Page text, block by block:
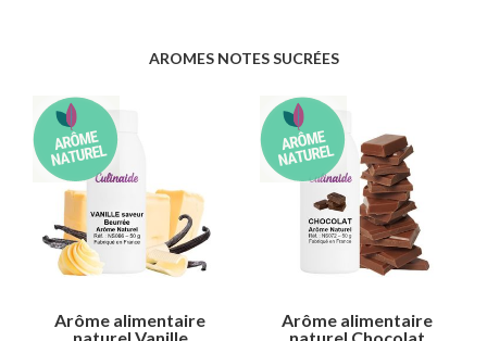
AROMES NOTES SUCRÉES
Arôme alimentaire
naturel Vanille
Arôme alimentaire
naturel Chocolat